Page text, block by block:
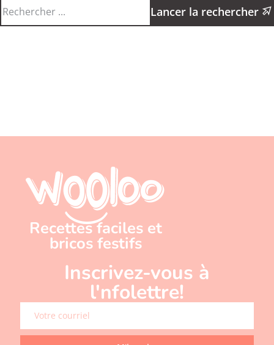
Lancer la rechercher
Recettes faciles et
bricos festifs
Inscrivez-vous à
l'nfolettre!